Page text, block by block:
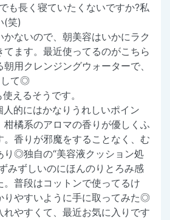
も長く寝ていたくないですか?私
(笑)
ないので、朝美容はいかにラク
ます。最近使ってるのがこちら
用クレンジングウォーターで、
して◎
えるそうです。
的にはかなりうれしいポイン
柑橘系のアロマの香りが優しくふ
。香りが邪魔をすることなく、む
り◎独自の“美容液クッション処
みずしいのにほんのりとろみ感
。普段はコットンで使ってるけ
りやすいように手に取ってみた◎
れやすくて、最近お気に入りです